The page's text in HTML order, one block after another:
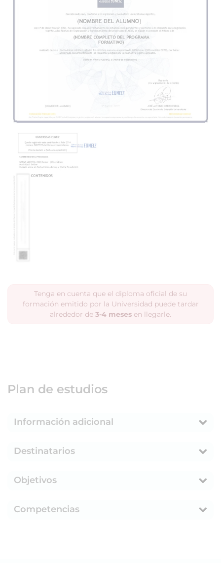
Tenga en cuenta que el diploma oficial de su
formación emitido por la Universidad puede tardar
alrededor de 3-4 meses en llegarle.
Plan de estudios
Información adicional
Destinatarios
Objetivos
Competencias